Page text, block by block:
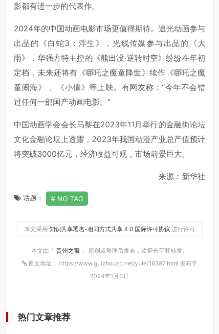
影都有进一步的代表作。
2024年的中国动画电影市场更值得期待。追光动画参与
出品的《白蛇3：浮生》，光线传媒参与出品的《大
雨》，华强方特主控的《熊出没·逆转时空》纷纷在年初
定档，未来还将有《哪吒之魔童降世》续作《哪吒之魔
童闹海》 、《小倩》等上映。有网友称：“今年不会错
过任何一部国产动画电影。”
中国动画学会会长马黎在2023年11月举行的金融街论坛
文化金融论坛上透露，2023年我国动漫产业总产值预计
将突破3000亿元，经济收益可观，市场前景巨大。
来源：新华社
话题： NO TAG
本文采用 知识共享署名-相同方式共享 4.0 国际许可协议 进行许可
本文由「 贵州之窗 」 原创或整理后发布，欢迎分享和转发。
原文地址： https://www.guizhouzc.net/yule/16387.html 发布于
2024年1月3日
热门文章推荐